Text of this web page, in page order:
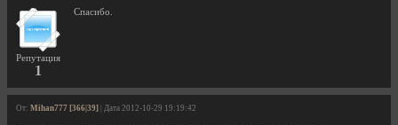
Репутация
1
Спасибо.
От: Mihan777 [366|39] | Дата 2012-10-29 19:19:42